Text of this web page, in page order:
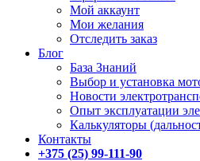
Мой аккаунт
Мои желания
Отследить заказ
Блог
База Знаний
Выбор и установка
Новости
Опыт эксплуатации
Калькуляторы
Контакты
+375 (25) 99-111-90